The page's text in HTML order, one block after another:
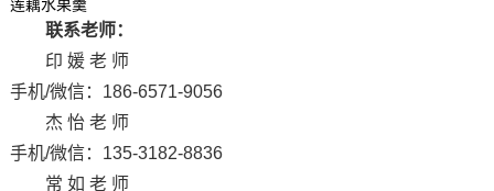
莲藕水果羹
联系老师：
印 媛 老 师
手机/微信：186-6571-9056
杰 怡 老 师
手机/微信：135-3182-8836
常 如 老 师